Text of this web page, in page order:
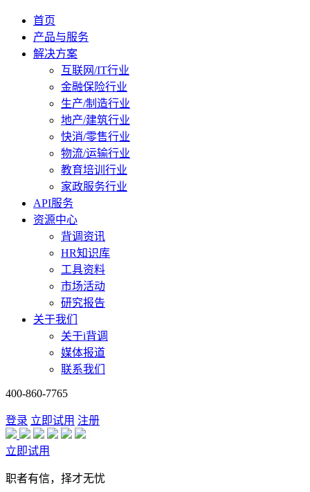
首页
产品与服务
解决方案
互联网/IT行业
金融保险行业
生产/制造行业
地产/建筑行业
快消/零售行业
物流/运输行业
教育培训行业
家政服务行业
API服务
资源中心
背调资讯
HR知识库
工具资料
市场活动
研究报告
关于我们
关于i背调
媒体报道
联系我们
400-860-7765
登录 立即试用 注册
立即试用
职者有信，择才无忧